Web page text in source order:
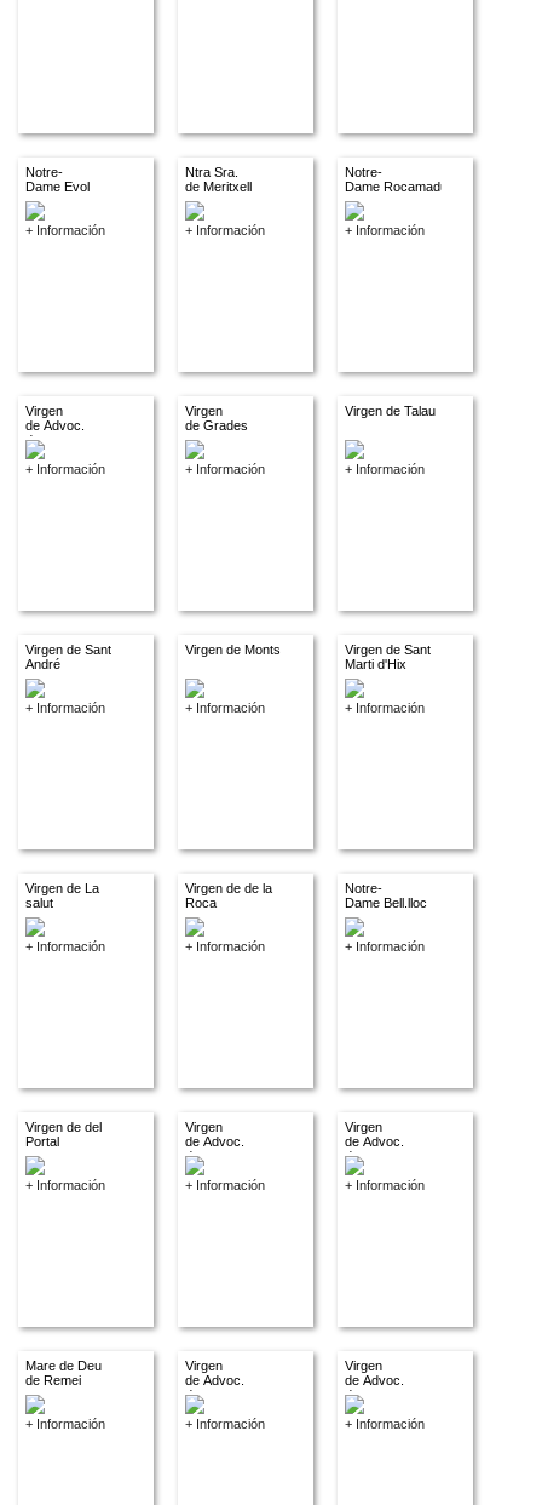
Notre-
Dame Evol
+ Información
Ntra Sra.
de Meritxell
+ Información
Notre-
Dame Rocamadur
+ Información
Virgen
de Advoc.
descon.
+ Información
Virgen
de Grades
+ Información
Virgen de Talau
+ Información
Virgen de Sant
André
+ Información
Virgen de Monts
+ Información
Virgen de Sant
Marti d'Hix
+ Información
Virgen de La
salut
+ Información
Virgen de de la
Roca
+ Información
Notre-
Dame Bell.lloc
+ Información
Virgen de del
Portal
+ Información
Virgen
de Advoc.
descon.
+ Información
Virgen
de Advoc.
descon.
+ Información
Mare de Deu
de Remei
+ Información
Virgen
de Advoc.
descon.
+ Información
Virgen
de Advoc.
descon.
+ Información